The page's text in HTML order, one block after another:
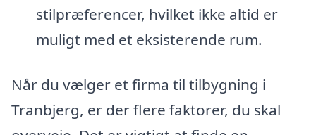
stilpræferencer, hvilket ikke altid er
muligt med et eksisterende rum.
Når du vælger et firma til tilbygning i
Tranbjerg, er der flere faktorer, du skal